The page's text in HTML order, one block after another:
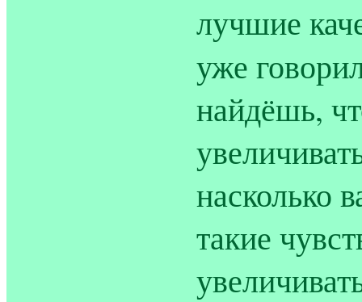
лучшие
уже
найдёшь,
насколько
такие